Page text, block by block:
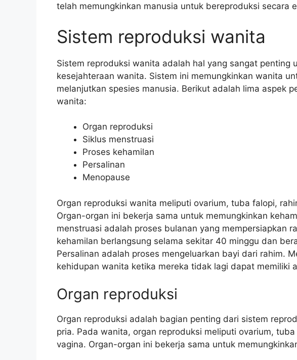
telah memungkinkan manusia untuk bereproduksi secara
Sistem reproduksi wanita
Sistem reproduksi wanita adalah hal yang sangat penting
kesejahteraan wanita. Sistem ini memungkinkan wanita
melanjutkan spesies manusia. Berikut adalah lima aspek
wanita:
Organ reproduksi
Siklus menstruasi
Proses kehamilan
Persalinan
Menopause
Organ reproduksi wanita meliputi ovarium, tuba falopi,
Organ-organ ini bekerja sama untuk memungkinkan
menstruasi adalah proses bulanan yang mempersiapkan
kehamilan berlangsung selama sekitar 40 minggu dan
Persalinan adalah proses mengeluarkan bayi dari rahim.
kehidupan wanita ketika mereka tidak lagi dapat memiliki
Organ reproduksi
Organ reproduksi adalah bagian penting dari sistem
pria. Pada wanita, organ reproduksi meliputi ovarium,
vagina. Organ-organ ini bekerja sama untuk